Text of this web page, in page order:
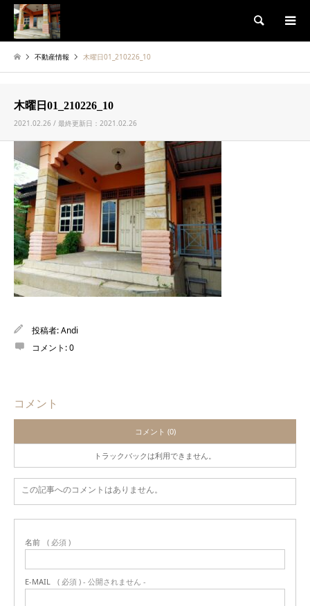
検索
不動産情報 木曜日01_210226_10
木曜日01_210226_10
2021.02.26 / 最終更新日：2021.02.26
投稿者:Andi
コメント:0
コメント
コメント (0)
トラックバックは利用できません。
この記事へのコメントはありません。
名前 ( 必須 )
E-MAIL ( 必須 ) - 公開されません -